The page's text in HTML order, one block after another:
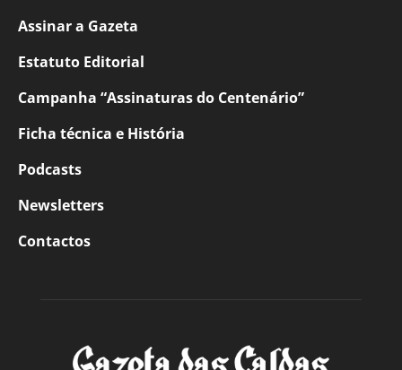
Assinar a Gazeta
Estatuto Editorial
Campanha “Assinaturas do Centenário”
Ficha técnica e História
Podcasts
Newsletters
Contactos